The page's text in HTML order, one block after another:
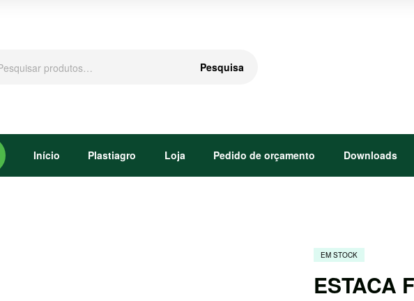
Pesquisa
Início Plastiagro Loja Pedido de orçamento Downloads
EM STOCK
ESTACA